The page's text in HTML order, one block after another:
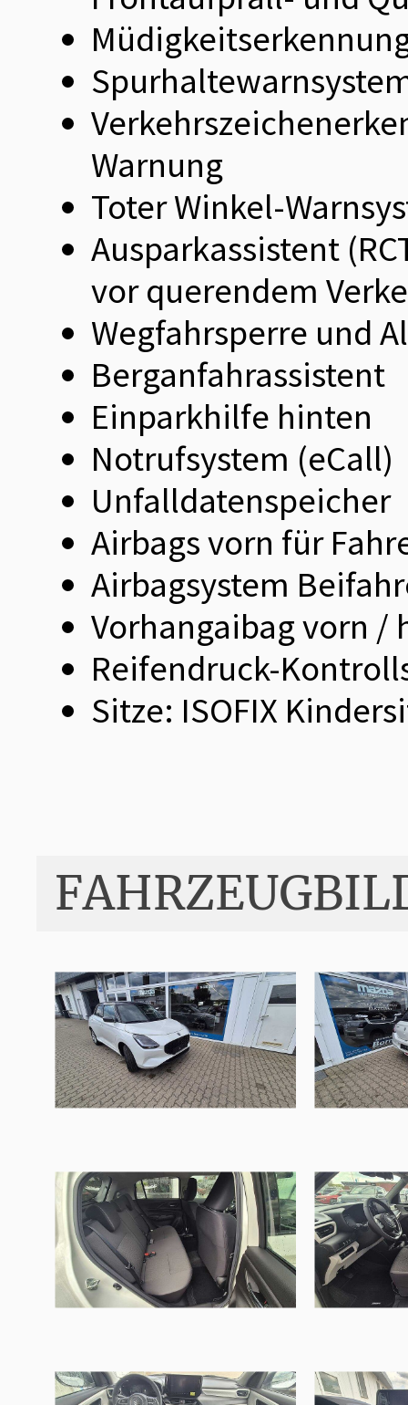
Warnung
Toter Winkel-
Ausparkassistent
vor querendem
Wegfahrsperre und
Berganfahrassistent
Einparkhilfe hinten
Notrufsystem (eCall)
Unfalldatenspeicher
Airbags vorn für
Airbagsystem
Vorhangaibag vorn /
Reifendruck-
Sitze: ISOFIX